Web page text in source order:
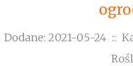
Dodane: 2021-05-24 ::